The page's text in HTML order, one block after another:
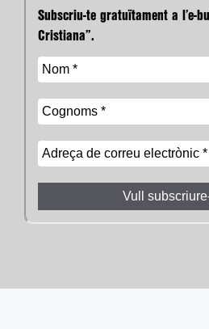
Subscriu-te gratuïtament a l’e-
Cristiana”.